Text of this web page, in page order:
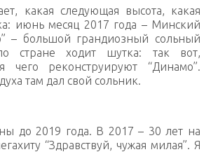
какая следующая высота, какая
июнь месяц 2017 года – Минский
– большой грандиозный сольный
стране ходит шутка: так вот,
чего реконструируют “Динамо”.
там дал свой сольник.
до 2019 года. В 2017 – 30 лет на
“Здравствуй, чужая милая”. Я